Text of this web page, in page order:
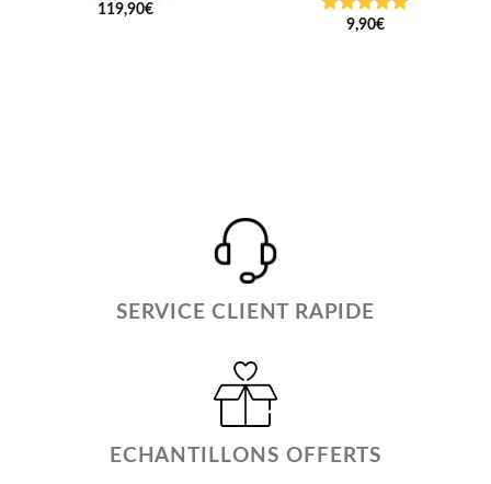
119,90€
Note5.00
9,90€
SERVICE CLIENT RAPIDE
ECHANTILLONS OFFERTS